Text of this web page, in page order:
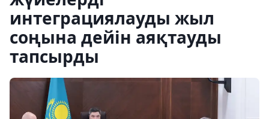
интеграциялауды жыл
соңына дейін аяқтауды
тапсырды